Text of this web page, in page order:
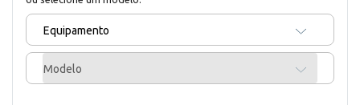
Equipamento
Modelo